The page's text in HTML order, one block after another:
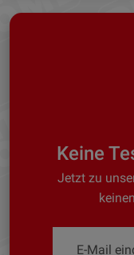
Keine
Jetzt zu